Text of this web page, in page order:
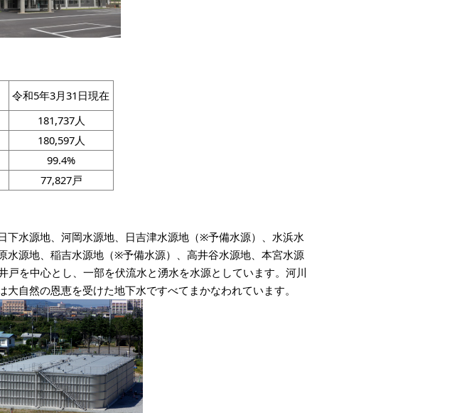
令和5年3月31日現在
181,737人
180,597人
99.4%
77,827戸
下水源地、河岡水源地、日吉津水源地（※予備水源）、水浜水
水源地、稲吉水源地（※予備水源）、高井谷水源地、本宮水源
戸を中心とし、一部を伏流水と湧水を水源としています。河川
自然の恩恵を受けた地下水ですべてまかなわれています。